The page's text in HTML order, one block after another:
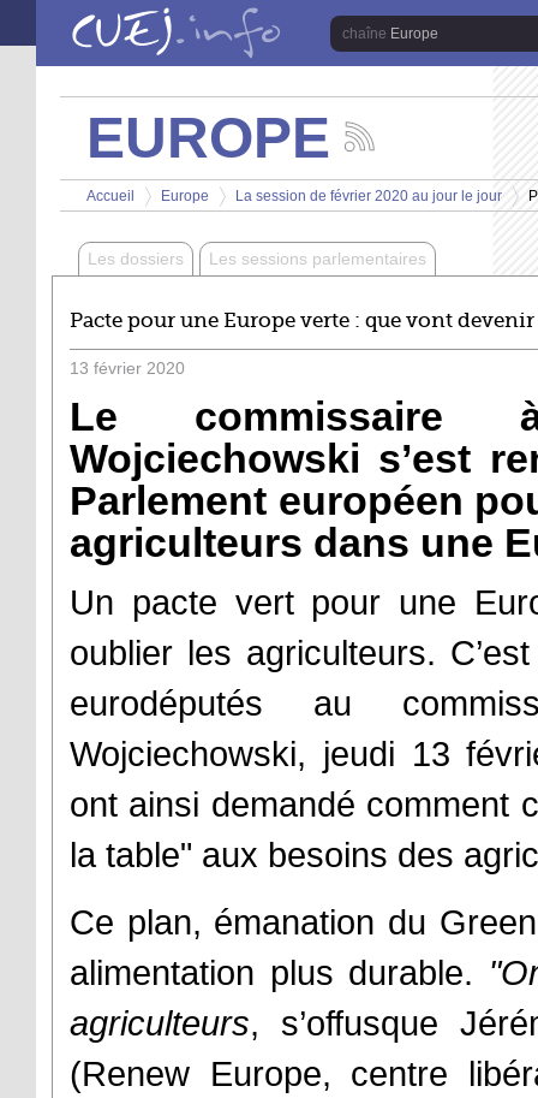
Aller au contenu principal
Europe
EUROPE
les
actualités
de
chaîne
Europe
Vous êtes ici
Accueil
>
Europe
>
La session de février 2020 au jour le jour
>
Les dossiers Les sessions parlementaires
Pacte pour une Europe verte : que vont
13 février 2020
Le commissaire
Wojciechowski s’est
Parlement européen
agriculteurs dans une
Un pacte vert pour une
oublier les agriculteurs.
eurodéputés au
Wojciechowski, jeudi 13
ont ainsi demandé comment
la table" aux besoins des
Ce plan, émanation du
alimentation plus durable.
agriculteurs, s’offusque
(Renew Europe, centre